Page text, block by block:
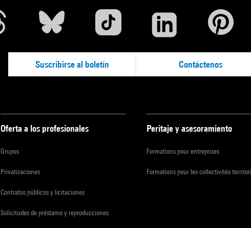
Suscribirse al boletín Contáctenos
Oferta a los profesionales
Grupos
Privatizaciones
Contratos públicos y licitaciones
Solicitudes de préstamo y reproducciones
Peritaje y asesoramiento
Formations pour entreprises
Formations pour les collectivités